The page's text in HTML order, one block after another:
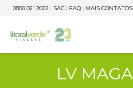
0800 021 2022 | SAC | FAQ | MAIS CONTATOS
LV